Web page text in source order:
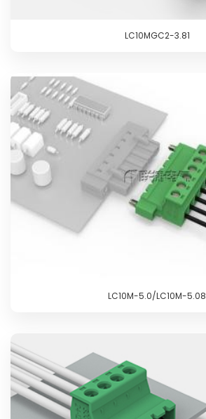
LC10MGC2-3.81
LC10M-5.0/LC10M-5.08